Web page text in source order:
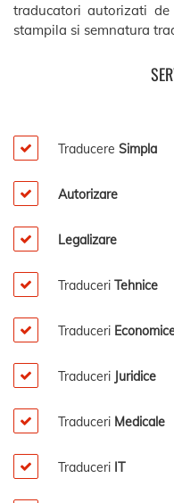
traducatori autorizati
stampila si semnatura
Traducere Simpla
Autorizare
Legalizare
Traduceri Tehnice
Traduceri
Traduceri Juridice
Traduceri Medicale
Traduceri IT